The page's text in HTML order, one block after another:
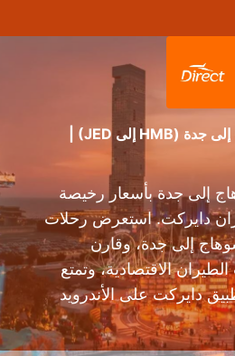
حجز طيران من سوهاج إلى جدة (HMB إلى JED) |
جدة بأسعار رخيصة
استعرض رحلات
جدة، وقارن
الاقتصادية، وتمتع
على الأندرويد